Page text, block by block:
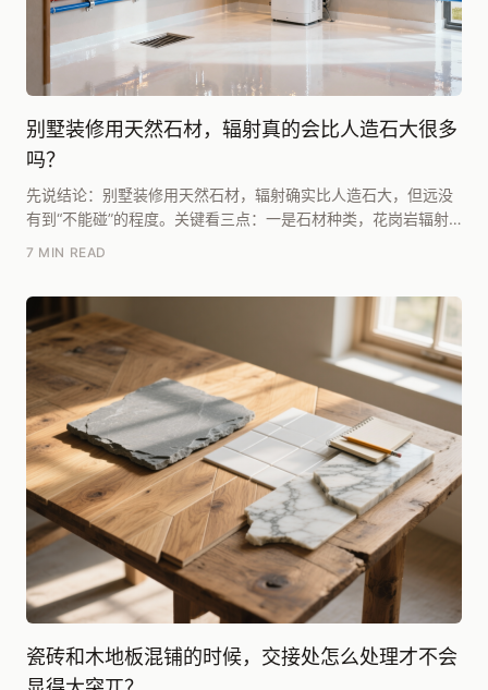
别墅装修用天然石材，辐射真的会比人造石大很多
吗？
先说结论：别墅装修用天然石材，辐射确实比人造石大，但远没
有到“不能碰”的程度。关键看三点：一是石材种类，花岗岩辐射
7 MIN READ
瓷砖和木地板混铺的时候，交接处怎么处理才不会